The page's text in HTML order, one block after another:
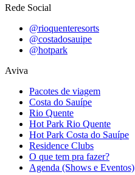
Rede Social
@rioquenteresorts
@costadosauipe
@hotpark
Aviva
Pacotes de viagem
Costa do Sauípe
Rio Quente
Hot Park Rio Quente
Hot Park Costa do Sauípe
Residence Clubs
O que tem pra fazer?
Agenda (Shows e Eventos)